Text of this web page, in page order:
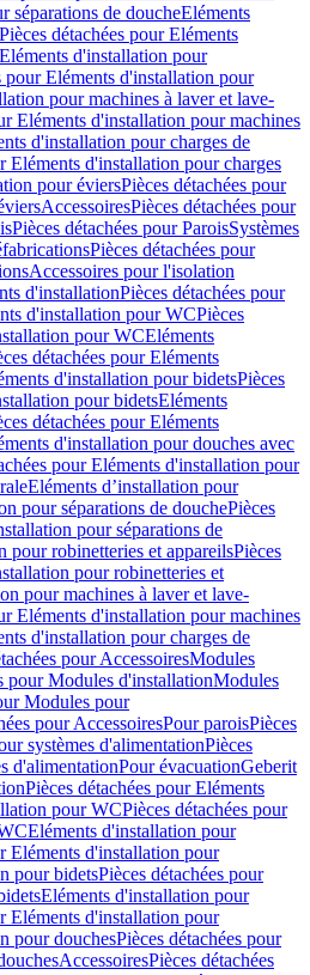
séparations de doucheEléments
Pièces détachées pour Eléments
Eléments d'installation pour
pour Eléments d'installation pour
pour machines à laver et lave-
Eléments d'installation pour machines
d'installation pour charges de
Eléments d'installation pour charges
pour éviersPièces détachées pour
AccessoiresPièces détachées pour
Pièces détachées pour ParoisSystèmes
Pièces détachées pour
Accessoires pour l'isolation
d'installationPièces détachées pour
d'installation pour WCPièces
pour WCEléments
détachées pour Eléments
d'installation pour bidetsPièces
pour bidetsEléments
détachées pour Eléments
d'installation pour douches avec
pour Eléments d'installation pour
Eléments d’installation pour
pour séparations de douchePièces
pour séparations de
pour robinetteries et appareilsPièces
pour robinetteries et
pour machines à laver et lave-
Eléments d'installation pour machines
d'installation pour charges de
pour AccessoiresModules
pour Modules d'installationModules
Modules pour
pour AccessoiresPour paroisPièces
systèmes d'alimentationPièces
d'alimentationPour évacuationGeberit
Pièces détachées pour Eléments
pour WCPièces détachées pour
Eléments d'installation pour
Eléments d'installation pour
pour bidetsPièces détachées pour
Eléments d'installation pour
Eléments d'installation pour
pour douchesPièces détachées pour
AccessoiresPièces détachées